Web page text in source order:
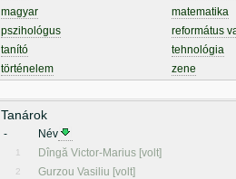
magyar
matematika
pszihológus
református
tanító
tehnológia
történelem
zene
Tanárok
- Név
1 Dîngă Victor-Marius [volt]
2 Gurzou Vasiliu [volt]